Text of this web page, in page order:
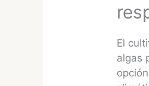
El
algas